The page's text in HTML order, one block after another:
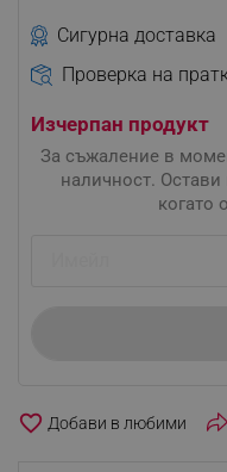
Сигурна доставка
Проверка на
Изчерпан продукт
За съжаление в
наличност.
когато
favorite_border